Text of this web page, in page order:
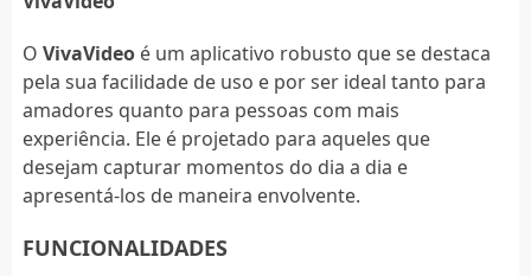
O VivaVideoé um aplicativo robusto que se destaca
pela sua facilidade de uso e por ser ideal tanto para
amadores quanto para pessoas com mais
experiência. Ele é projetado para aqueles que
desejam capturar momentos do dia a dia e
apresentá-los de maneira envolvente.
FUNCIONALIDADES